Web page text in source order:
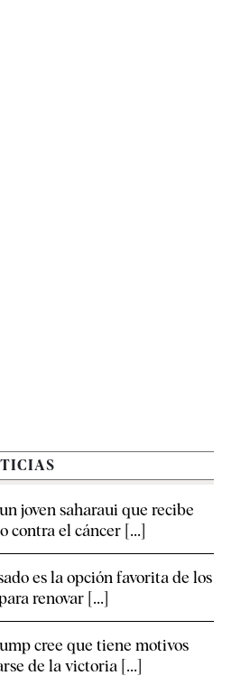
joven saharaui que recibe
contra el cáncer [...]
es la opción favorita de los
renovar [...]
cree que tiene motivos
de la victoria [...]